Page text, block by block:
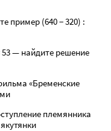
пример (640 − 320) :
53 — найдите решение
«Бременские
племянника